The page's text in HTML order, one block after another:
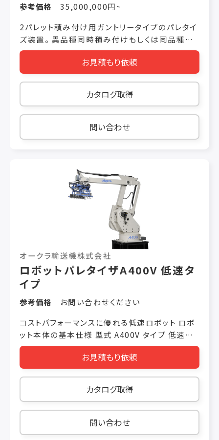
参考価格
35,000,000円~
2パレット積み付け用ガントリータイプのパレタイ
ズ装置。 異品種同時積み付けもしくは同品種同
時積み付けに対応しています。 スピード重視の軽
量パレタイズシステムです。 ●可搬重量は“最大
50kg”、作業効率をUPするダブルパレットタイ
プ。 お客様の作業スペースに合わせた大きさ、そ
して作業効率をUPするダブルパレットタイプで設
計。 ダンボール箱（バンド掛け済み）や瓶ケース、
コンテナ、発泡スチロールケースなど、積荷50kg
の高重量ワークを自動でハンドリングすることが
でも簡単に設定することができます。 わかりやす
いタッチパネル操作で直感的に3ステップで完了
します。 設定サービス（オプション）も行っていま
パレタイズも可能です。 コンパクトな設計ですが、
1,800mmまで積み付けができます。 ハンド部の
回転機構（標準搭載）で、単純なブロック積みだ
けでなく交互積みやピンホール積みも可能です。
●“高さは3m以下”のコンパクト設計。 制御盤一
体型で、高剛性でパワフル、高さは3m以内
るコンパクト設計です。 今まで設置できなかった
天井が低いフロアでも設置することができます。
お見積もり依頼
カタログ取得
問い合わせ
オークラ輸送機株式会社
ロボットパレタイザA400V 低速タ
イプ
参考価格
お問い合わせください
コストパフォーマンスに優れる低速ロボット ロボ
ット本体の基本仕様 型式 A400V タイプ 低速タ
イプ アームの機構 垂直多関節型 最大可搬質量
（ハンド質量含む） 100kg 動作自由度 4軸（R,
D, O, T軸） 動作領域 R軸（旋回）：最大330° D
軸（上下）：1982mm O軸（前後）：1750mm T
軸（ハンド回転）：440° 最大処理能力 400サイク
ル/h ※1 精度 繰り返し位置決め精度±5mm 本
体質量 1200kg 所要空気量 180ℓ/min(ANR)
※1 (パレットディスペンサ付の場合
お見積もり依頼
カタログ取得
問い合わせ